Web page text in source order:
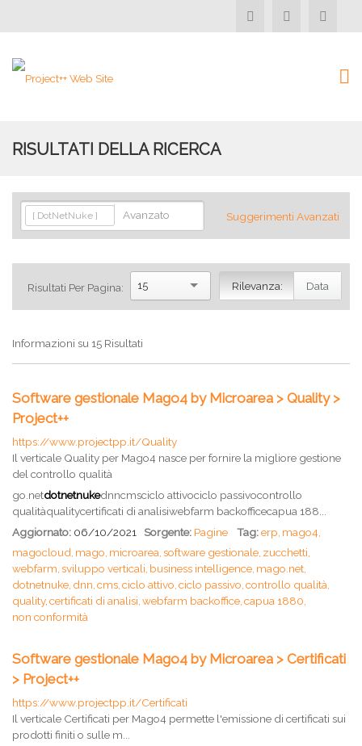
RISULTATI DELLA RICERCA
Suggerimenti Avanzati
[ DotNetNuke ] Avanzato
Rilevanza: Data
Risultati Per Pagina: 15
Informazioni su 15 Risultati
Software gestionale Mago4 by Microarea > Quality >
Project++
https://www.projectpp.it/Quality
Il verticale Quality per Mago4 nasce per fornire la migliore gestione
del controllo qualità
go.netdotnetnukednncmsciclo attivociclo passivocontrollo
qualitàqualitycertificati di analisiwebfarm backofficecapua 188...
Aggiornato: 06/10/2021 Sorgente: Pagine Tag:erp, mago4,
magocloud, mago, microarea, software gestionale, zucchetti,
webfarm, sviluppo verticali, business intelligence, mago.net,
dotnetnuke, dnn, cms, ciclo attivo, ciclo passivo, controllo qualità,
quality, certificati di analisi, webfarm backoffice, capua 1880,
non conformità
Software gestionale Mago4 by Microarea > Certificati
> Project++
https://www.projectpp.it/Certificati
Il verticale Certificati per Mago4 permette l'emissione di certificati sui
prodotti finiti o sulle m...